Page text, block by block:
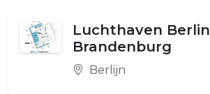
Luchthaven Berlin
Brandenburg
Berlijn